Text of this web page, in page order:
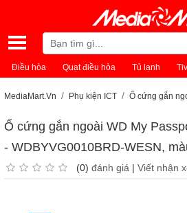
Điều hòa Quạt điều hòa Tủ lạnh
MediaMart.Vn Phụ kiện ICT Ổ cứng gắn
Ổ cứng gắn ngoài WD My
- WDBYVG0010BRD-WESN,
(0) đánh giá | Viết nhận